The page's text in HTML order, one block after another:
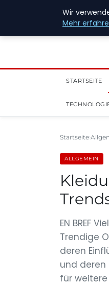
28. Juli 2026
STARTSEITE
Startseite
ALLGEMEIN
EN BREF
Trendige
deren
und deren
für
Wir
Mehr